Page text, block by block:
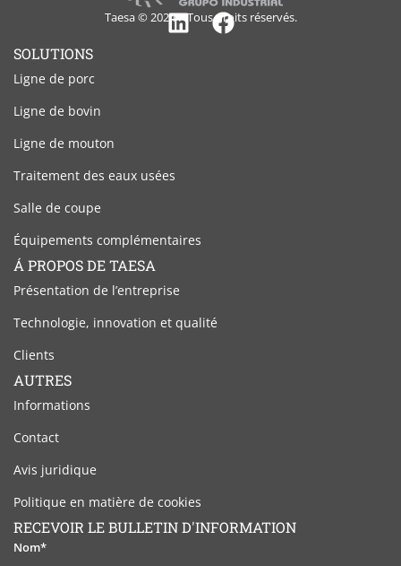
Taesa © 2024 – Tous droits réservés.
SOLUTIONS
Ligne de porc
Ligne de bovin
Ligne de mouton
Traitement des eaux usées
Salle de coupe
Équipements complémentaires
Á PROPOS DE TAESA
Présentation de l’entreprise
Technologie, innovation et qualité
Clients
AUTRES
Informations
Contact
Avis juridique
Politique en matière de cookies
RECEVOIR LE BULLETIN D'INFORMATION
Nom*